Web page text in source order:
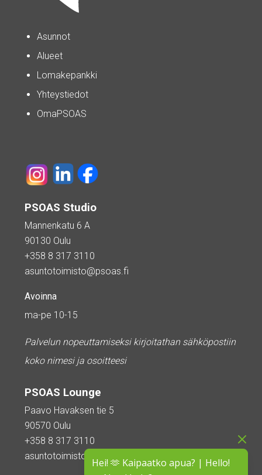
Hei! 🫶 Kaipaatko apua? | Hello!
Asunnot
Alueet
Lomakepankki
Yhteystiedot
OmaPSOAS
PSOAS Studio
Mannenkatu 6 A
90130 Oulu
+358 8 317 3110
asuntotoimisto@psoas.fi
Avoinna
ma-pe 10-15
Palvelun nopeuttamiseksi kirjoitathan sähköpostiin
koko nimesi ja osoitteesi
PSOAS Lounge
Paavo Havaksen tie 5
90570 Oulu
+358 8 317 3110
asuntotoimisto@psoas.fi